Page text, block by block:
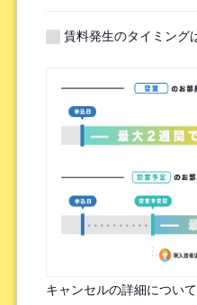
提携機関 ※以下の提携機関に
ボーダレスハウスを知っ
検索エンジン（
広告を見て（Google
物件ポータルサイト
ブログやWeb記事を読
友人/知人からの口コミ
賃料発生のタイミング
キャンセルの詳細について